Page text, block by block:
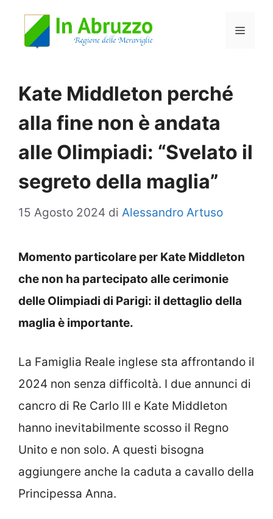
Menu
Kate Middleton perché
alla fine non è andata
alle Olimpiadi: “Svelato il
segreto della maglia”
15 Agosto 2024 di Alessandro Artuso
Momento particolare per Kate Middleton
che non ha partecipato alle cerimonie
delle Olimpiadi di Parigi: il dettaglio della
maglia è importante.
La Famiglia Reale inglese sta affrontando il
2024 non senza difficoltà. I due annunci di
cancro di Re Carlo III e Kate Middleton
hanno inevitabilmente scosso il Regno
Unito e non solo. A questi bisogna
aggiungere anche la caduta a cavallo della
Principessa Anna.